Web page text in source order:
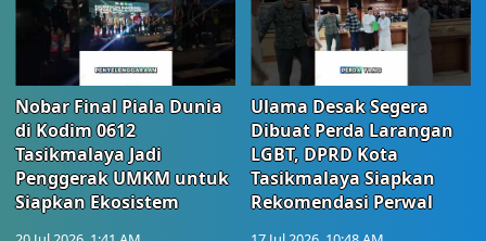
Nobar Final Piala Dunia
di Kodim 0612
Tasikmalaya Jadi
Penggerak UMKM untuk
Siapkan Ekosistem
Ulama Desak Segera
Dibuat Perda Larangan
LGBT, DPRD Kota
Tasikmalaya Siapkan
Rekomendasi Perwal